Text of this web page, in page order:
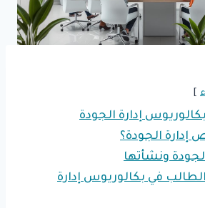
إدارة الجودة
الجودة؟
ونشأتها
في بكالوريوس إدارة